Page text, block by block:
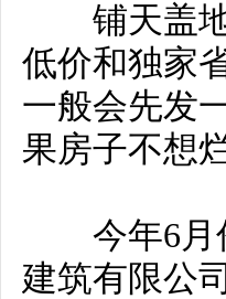
铺天盖地
低价和独家
一般会先发
果房子不想
今年6月份
建筑有限公